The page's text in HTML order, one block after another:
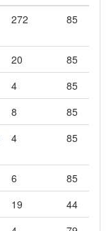
272 85
20
85
4
85
8
85
4 85
6
85
19
44